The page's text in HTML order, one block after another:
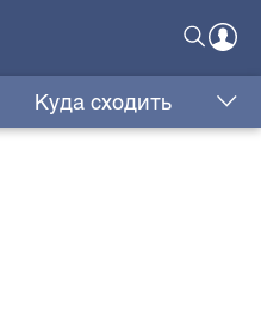
Куда сходить